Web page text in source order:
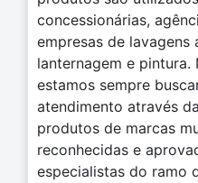
concessionárias,
empresas de lavagens
lanternagem e pintura.
estamos sempre
atendimento através
produtos de marcas
reconhecidas e
especialistas do ramo